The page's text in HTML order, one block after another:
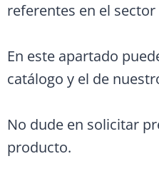
referentes en el sector
En este apartado
catálogo y el de
No dude en solicitar
producto.